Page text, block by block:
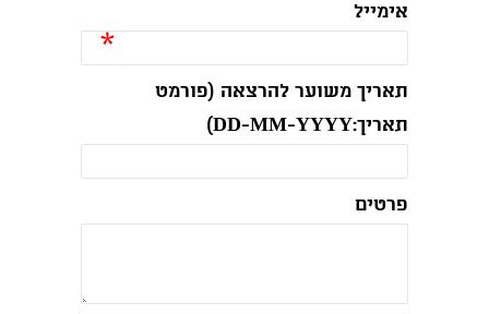
אימייל
*
תאריך משוער להרצאה (פורמט
תאריך:DD-MM-YYYY)
פרטים